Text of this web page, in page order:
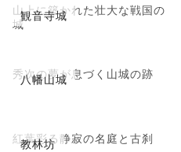
観音寺城
山上に築かれた壮大な戦国の
城
八幡山城
秀次の夢が息づく山城の跡
教林坊
紅葉彩る静寂の名庭と古刹